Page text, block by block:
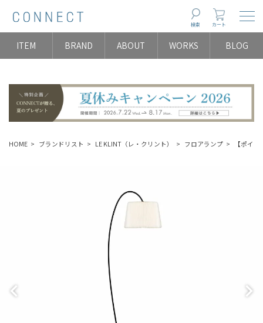
検索 カート
ITEM BRAND ABOUT WORKS BLOG
HOME ブランドリスト LE KLINT（レ・クリント） フロアランプ 【ポイ